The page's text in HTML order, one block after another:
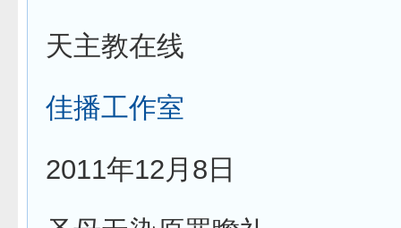
天主教在线
佳播工作室
2011年12月8日